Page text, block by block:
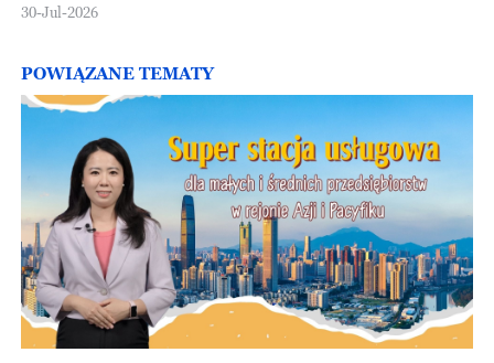
30-Jul-2026
POWIĄZANE TEMATY